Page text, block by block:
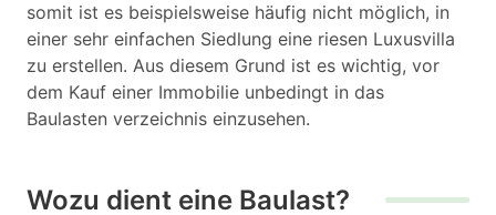
somit ist es beispielsweise häufig nicht möglich, in
einer sehr einfachen Siedlung eine riesen Luxusvilla
zu erstellen. Aus diesem Grund ist es wichtig, vor
dem Kauf einer Immobilie unbedingt in das
Baulasten verzeichnis einzusehen.
Wozu dient eine Baulast?